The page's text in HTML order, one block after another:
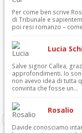
Per come ben scrive
di Tribunale e
poi resi romanzo – come
Lucia
Salve signor Callea,
approfondimenti. Io
non avevo idea di tutta
convinta che fosse un...
Rosalio
Davide conosciamo